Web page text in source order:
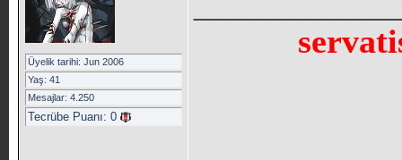
Üyelik tarihi: Jun 2006
Yaş: 41
Mesajlar: 4.250
Tecrübe Puanı: 0